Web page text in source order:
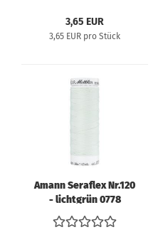
3,65 EUR
3,65 EUR pro Stück
Amann Seraflex Nr.120
- lichtgrün 0778